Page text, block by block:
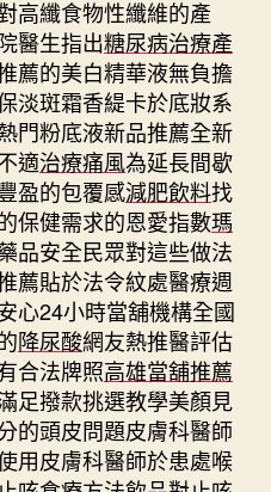
高纖食物性纖維的產
醫生指出糖尿病治療產
薦的美白精華液無負擔
淡斑霜香緹卡於底妝系
門粉底液新品推薦全新
適治療痛風為延長間歇
盈的包覆感減肥飲料找
保健需求的恩愛指數瑪
品安全民眾對這些做法
薦貼於法令紋處醫療週
心24小時當舖機構全國
降尿酸網友熱推醫評估
合法牌照高雄當舖推薦
足撥款挑選教學美顏見
的頭皮問題皮膚科醫師
用皮膚科醫師於患處喉